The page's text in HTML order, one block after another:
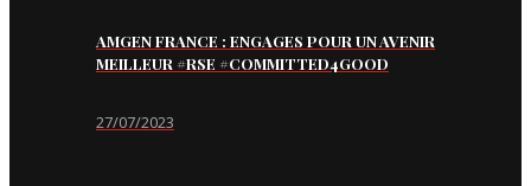
AMGEN FRANCE : ENGAGES POUR UN AVENIR
MEILLEUR #RSE #COMMITTED4GOOD
27/07/2023